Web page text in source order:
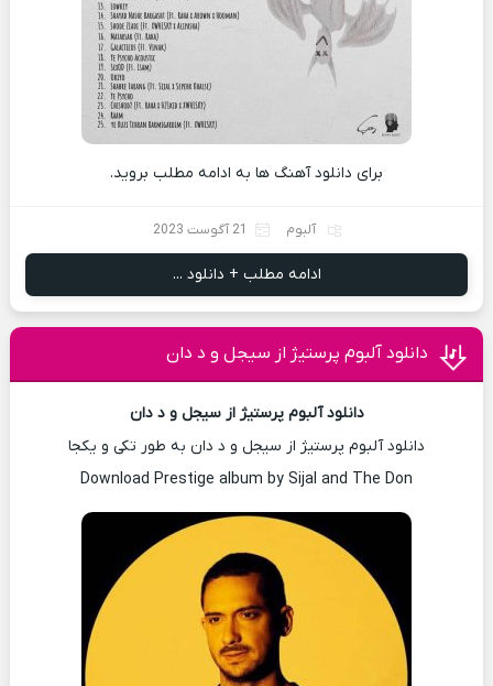
برای دانلود آهنگ ها به ادامه مطلب بروید.
آلبوم 21 آگوست 2023
ادامه مطلب + دانلود ...
دانلود آلبوم پرستیژ از سیجل و د دان
دانلود آلبوم پرستیژ از سیجل و د دان
دانلود آلبوم پرستیژ از سیجل و د دان به طور تکی و یکجا
Download Prestige album by Sijal and The Don